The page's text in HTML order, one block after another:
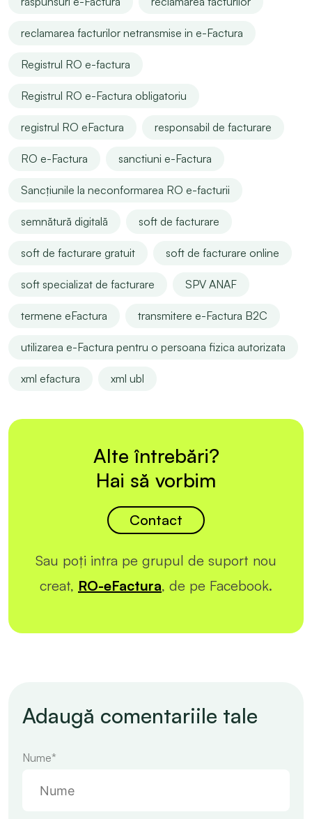
reclamarea facturilor netransmise in e-Factura
Registrul RO e-factura
Registrul RO e-Factura obligatoriu
registrul RO eFactura responsabil de facturare
RO e-Factura sanctiuni e-Factura
Sancțiunile la neconformarea RO e-facturii
semnătură digitală soft de facturare
soft de facturare gratuit soft de facturare online
soft specializat de facturare SPV ANAF
termene eFactura transmitere e-Factura B2C
utilizarea e-Factura pentru o persoana fizica autorizata
xml efactura xml ubl
Alte întrebări?
Hai să vorbim
Contact
Sau poți intra pe grupul de suport nou
creat, RO-eFactura, de pe Facebook.
Adaugă comentariile tale
Nume*